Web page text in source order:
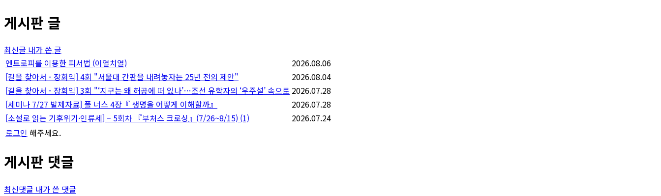
게시판 글
최신글 내가 쓴 글
엔트로피를 이용한 피서법 (이열치열)
2026.08.06
[길을 찾아서 - 장회익] 4회 "서울대 간판을 내려놓자는 25년 전의 제안"
2026.08.04
[길을 찾아서 - 장회익] 3회 "‘지구는 왜 허공에 떠 있나’…조선 유학자의 ‘우주설’ 속으로 2026.07.28
[세미나 7/27 발제자료] 폴 너스 4장『 생명을 어떻게 이해할까』
2026.07.28
[소설로 읽는 기후위기·인류세] – 5회차 『부처스 크로싱』(7/26~8/15) (1)
2026.07.24
로그인 해주세요.
게시판 댓글
최신댓글 내가 쓴 댓글